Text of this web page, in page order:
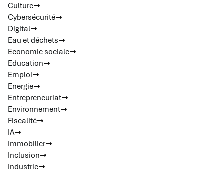
Culture
Cybersécurité
Digital
Eau et déchets
Economie sociale
Education
Emploi
Energie
Entrepreneuriat
Environnement
Fiscalité
IA
Immobilier
Inclusion
Industrie